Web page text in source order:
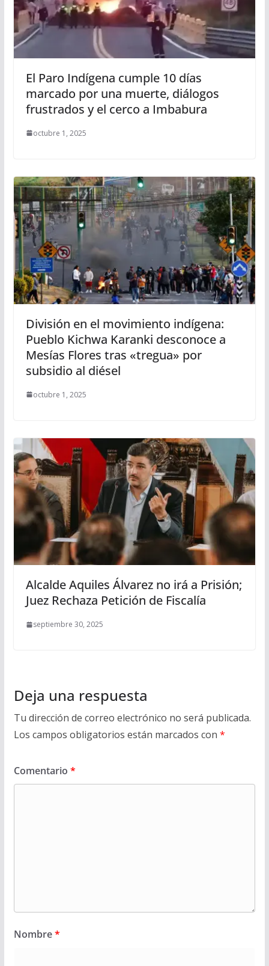
El Paro Indígena cumple 10 días
marcado por una muerte, diálogos
frustrados y el cerco a Imbabura
octubre 1, 2025
División en el movimiento indígena:
Pueblo Kichwa Karanki desconoce a
Mesías Flores tras «tregua» por
subsidio al diésel
octubre 1, 2025
Alcalde Aquiles Álvarez no irá a Prisión;
Juez Rechaza Petición de Fiscalía
septiembre 30, 2025
Deja una respuesta
Tu dirección de correo electrónico no será publicada.
Los campos obligatorios están marcados con *
Comentario *
Nombre*